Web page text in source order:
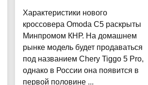
Характеристики нового
кроссовера Omoda C5 раскрыты
Минпромом КНР. На домашнем
рынке модель будет продаваться
под названием Chery Tiggo 5 Pro,
однако в России она появится в
первой половине ...